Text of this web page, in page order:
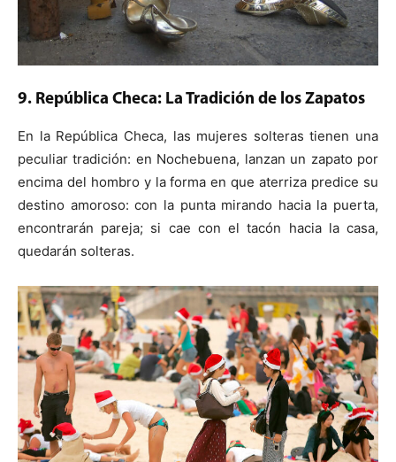
9. República Checa: La Tradición de los Zapatos
En la República Checa, las mujeres solteras tienen una
peculiar tradición: en Nochebuena, lanzan un zapato por
encima del hombro y la forma en que aterriza predice su
destino amoroso: con la punta mirando hacia la puerta,
encontrarán pareja; si cae con el tacón hacia la casa,
quedarán solteras.